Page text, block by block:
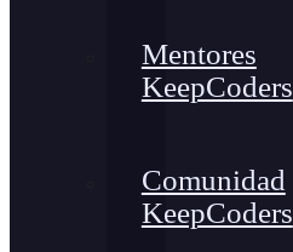
Mentores
KeepCoders
Comunidad
KeepCoders